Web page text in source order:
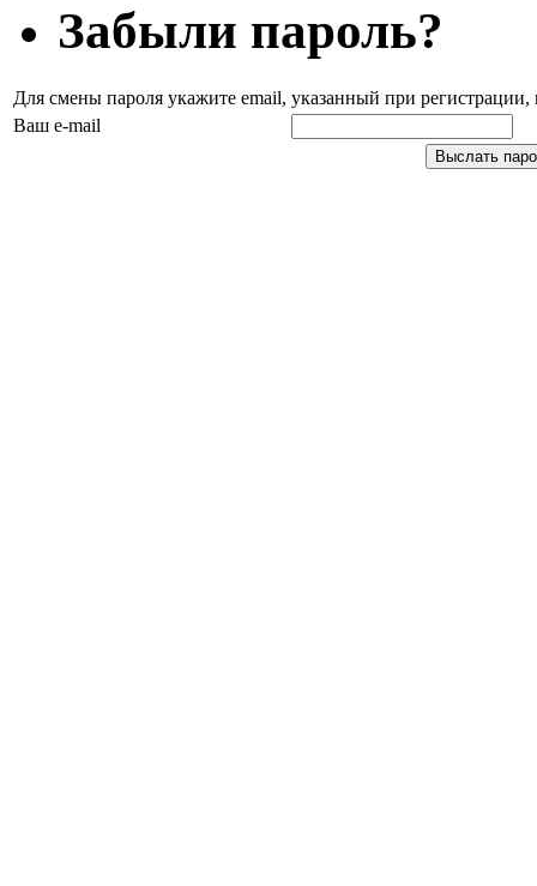
Забыли пароль?
Для смены пароля укажите email, указанный при
Ваш e-mail